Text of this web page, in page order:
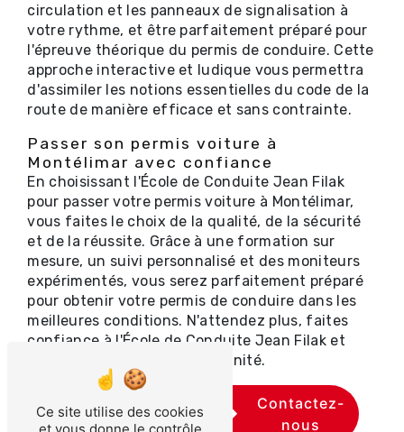
circulation et les panneaux de signalisation à
votre rythme, et être parfaitement préparé pour
l'épreuve théorique du permis de conduire. Cette
approche interactive et ludique vous permettra
d'assimiler les notions essentielles du code de la
route de manière efficace et sans contrainte.
Passer son permis voiture à
Montélimar avec confiance
En choisissant l'École de Conduite Jean Filak
pour passer votre permis voiture à Montélimar,
vous faites le choix de la qualité, de la sécurité
et de la réussite. Grâce à une formation sur
mesure, un suivi personnalisé et des moniteurs
expérimentés, vous serez parfaitement préparé
pour obtenir votre permis de conduire dans les
meilleures conditions. N'attendez plus, faites
confiance à l'École de Conduite Jean Filak et
prenez la route en toute sérénité.
savoir
Contactez-
nous
Ce site utilise des cookies